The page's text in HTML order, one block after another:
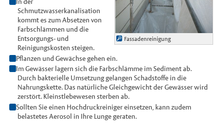
Fassadenreinigung
Schmutzwasserkanalisation
kommt es zum Absetzen von
Farbschlämmen und die
Entsorgungs- und
Reinigungskosten steigen.
Pflanzen und Gewächse gehen ein.
Im Gewässer lagern sich die Farbschlämme im Sediment ab.
Durch bakterielle Umsetzung gelangen Schadstoffe in die
Nahrungskette. Das natürliche Gleichgewicht der Gewässer wird
zerstört. Kleinstlebewesen sterben ab.
Sollten Sie einen Hochdruckreiniger einsetzen, kann zudem
belastetes Aerosol in Ihre Lunge geraten.